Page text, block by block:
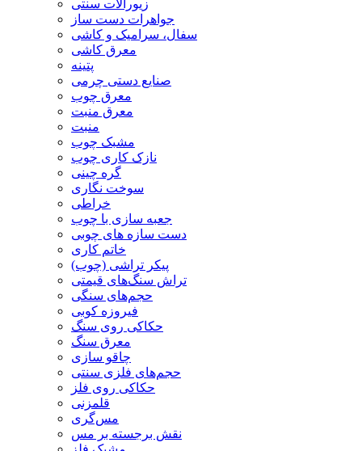
زیورآلات سنتی
جواهرات دست ساز
سفال، سرامیک و کاشی
معرق کاشی
پتینه
صنایع دستی چرمی
معرق چوب
معرق منبت
منبت
مشبک چوب
نازک کاری چوب
گره چینی
سوخت نگاری
خراطی
جعبه سازی با چوب
دست سازه های چوبی
خاتم کاری
پیکر تراشی (چوب)
تراش سنگ‌های قیمتی
حجم‌های سنگی
فیروزه کوبی
حکاکی روی سنگ
معرق سنگ
چاقو سازی
حجم‌های فلزی سنتی
حکاکی روی فلز
قلمزنی
مس‌گری
نقش برجسته بر مس